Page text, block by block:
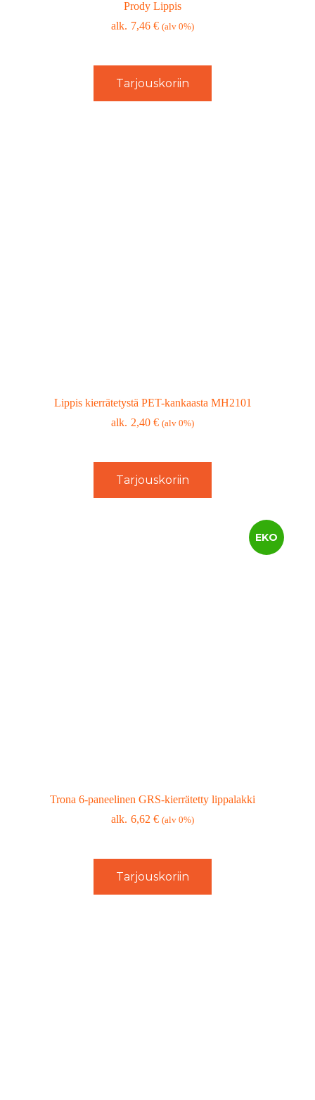
Prody Lippis
7,46€ (alv 0%)
Tarjouskoriin
Lippis kierrätetystä PET-kankaasta MH2101
2,40€ (alv 0%)
Tarjouskoriin
EKO
Trona 6-paneelinen GRS-kierrätetty lippalakki
6,62€ (alv 0%)
Tarjouskoriin